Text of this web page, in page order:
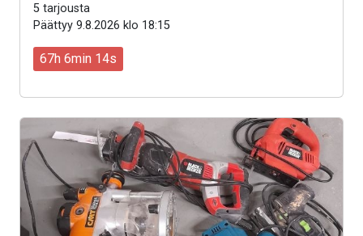
5 tarjousta
Päättyy 9.8.2026 klo 18:15
67h 6min 12s